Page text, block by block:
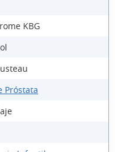
KBG
Próstata